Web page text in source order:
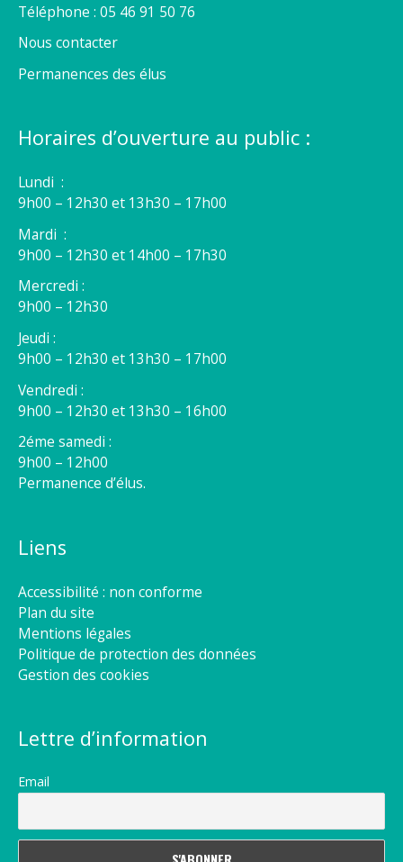
Téléphone : 05 46 91 50 76
Nous contacter
Permanences des élus
Horaires d’ouverture au public :
Lundi :
9h00 – 12h30 et 13h30 – 17h00
Mardi :
9h00 – 12h30 et 14h00 – 17h30
Mercredi :
9h00 – 12h30
Jeudi :
9h00 – 12h30 et 13h30 – 17h00
Vendredi :
9h00 – 12h30 et 13h30 – 16h00
2éme samedi :
9h00 – 12h00
Permanence d’élus.
Liens
Accessibilité : non conforme
Plan du site
Mentions légales
Politique de protection des données
Gestion des cookies
Lettre d’information
Email